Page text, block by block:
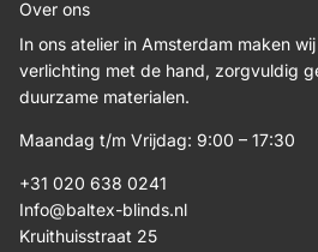
Over ons
In ons atelier in Amsterdam maken
verlichting met de hand, zorgvuldig
duurzame materialen.
Maandag t/m Vrijdag: 9:00 – 17:30
+31 020 638 0241
Info@baltex-blinds.nl
Kruithuisstraat 25